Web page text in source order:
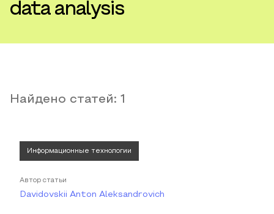
data analysis
Найдено статей: 1
Информационные технологии
Автор статьи
Davidovskii Anton Aleksandrovich